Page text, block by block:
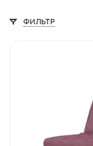
ФИЛЬТР